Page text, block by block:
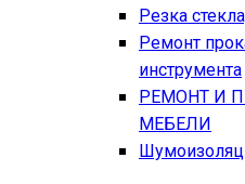
Резка
Ремонт
инструмента
РЕМОНТ И
МЕБЕЛИ